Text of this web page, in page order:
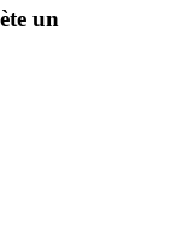
un